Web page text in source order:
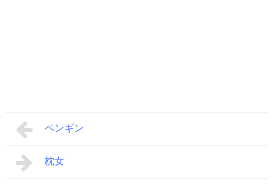
ペンギン
枕女